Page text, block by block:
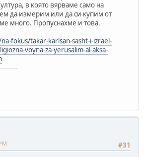
в която вярваме само на
да измерим или да си купим от
много. Пропуснахме и това.
fokus/takar-karlsan-sasht-i-izrael-
voyna-za-yerusalim-al-aksa-
#31